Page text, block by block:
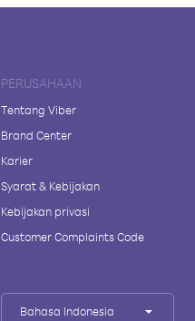
PERUSAHAAN
Tentang Viber
Brand Center
Karier
Syarat & Kebijakan
Kebijakan privasi
Customer Complaints Code
Bahasa Indonesia